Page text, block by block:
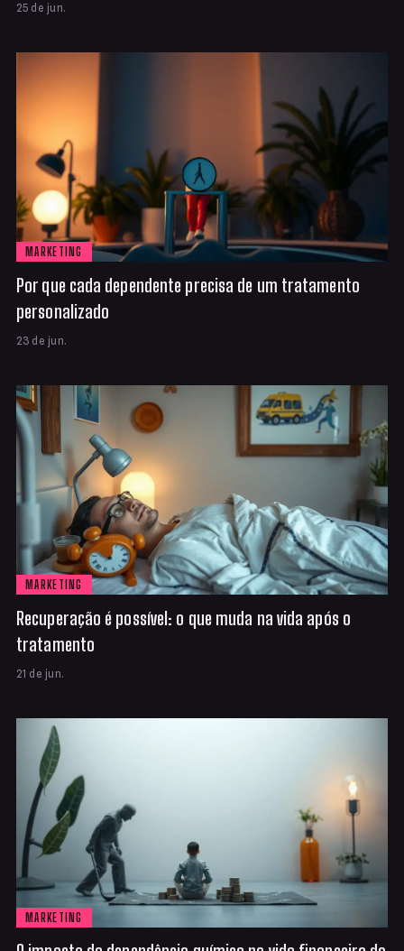
25 de jun.
MARKETING
Por que cada dependente precisa de um tratamento
personalizado
23 de jun.
MARKETING
Recuperação é possível: o que muda na vida após o
tratamento
21 de jun.
MARKETING